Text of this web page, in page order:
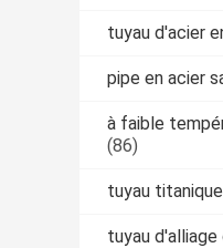
tuyau d'acier
pipe en acier
à faible
(86)
tuyau
tuyau d'alliage